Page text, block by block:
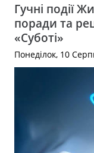
Гучні події
поради та
«Суботі»
Понеділок, 10